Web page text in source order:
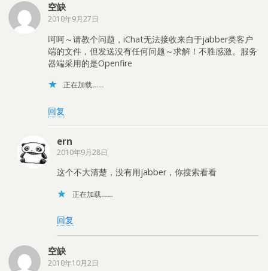
空缺
2010年9月27日
呵呵～请教个问题，iChat无法接收来自于jabber类客户
端的文件，但发送没有任何问题～求解！不胜感激。服务
器端采用的是Openfire
正在加载……
回复
ern
2010年9月28日
这个不大清楚，没有用jabber，你搜索看看
正在加载……
回复
空缺
2010年10月2日